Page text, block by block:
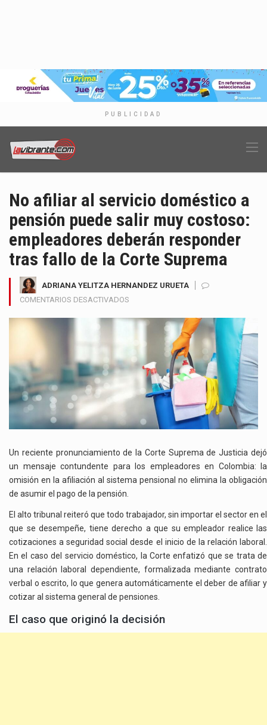
PUBLICIDAD
No afiliar al servicio doméstico a
pensión puede salir muy costoso:
empleadores deberán responder
tras fallo de la Corte Suprema
ADRIANA YELITZA HERNANDEZ URUETA
COMENTARIOS DESACTIVADOS
AFILIAR
DOMÉSTICO
A
PENSIÓN
PUEDE
MUY
EMPLEADORES
DEBERÁN
RESPONDER
TRAS
DE
LA
CORTE
Un reciente pronunciamiento de la Corte Suprema de Justicia dejó
un mensaje contundente para los empleadores en Colombia: la
omisión en la afiliación al sistema pensional no elimina la obligación
de asumir el pago de la pensión.
El alto tribunal reiteró que todo trabajador, sin importar el sector en el
que se desempeñe, tiene derecho a que su empleador realice las
cotizaciones a seguridad social desde el inicio de la relación laboral.
En el caso del servicio doméstico, la Corte enfatizó que se trata de
una relación laboral dependiente, formalizada mediante contrato
verbal o escrito, lo que genera automáticamente el deber de afiliar y
cotizar al sistema general de pensiones.
El caso que originó la decisión